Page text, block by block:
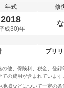
年式
2018
成30)年
修
ブリ
の他、保険料、税金、登
の費用が含まれています。
域などについて一定の条